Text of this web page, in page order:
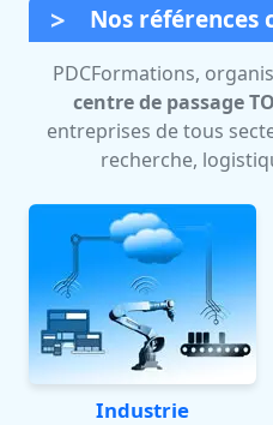
Nos références
PDCFormations,
centre de passage
entreprises de tous
recherche,
Industrie